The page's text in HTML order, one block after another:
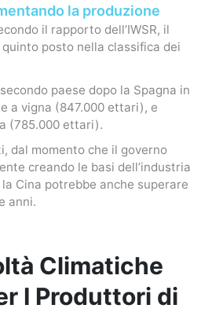
la produzione
il rapporto dell’IWSR, il
posto nella classifica dei
paese dopo la Spagna in
a vigna (847.000 ettari), e
(785.000 ettari).
dal momento che il governo
creando le basi dell’industria
Cina potrebbe anche superare
anni.
Climatiche
I Produttori di